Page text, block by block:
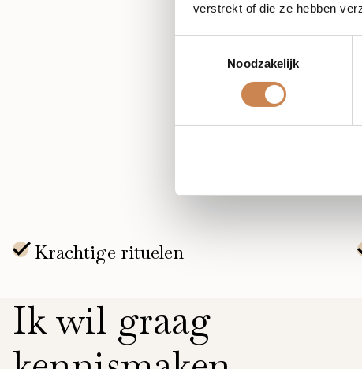
verstrekt of die ze hebben
Noodzakelijk
Active assortiment.
Deze training vindt plaats via
Ik wil graag